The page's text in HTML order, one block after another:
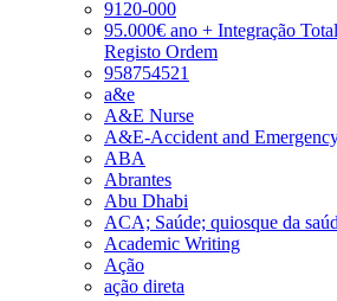
9120-000
95.000€ ano + Integração
Registo Ordem
958754521
a&e
A&E Nurse
A&E-Accident and
ABA
Abrantes
Abu Dhabi
ACA; Saúde; quiosque da
Academic Writing
Ação
ação direta